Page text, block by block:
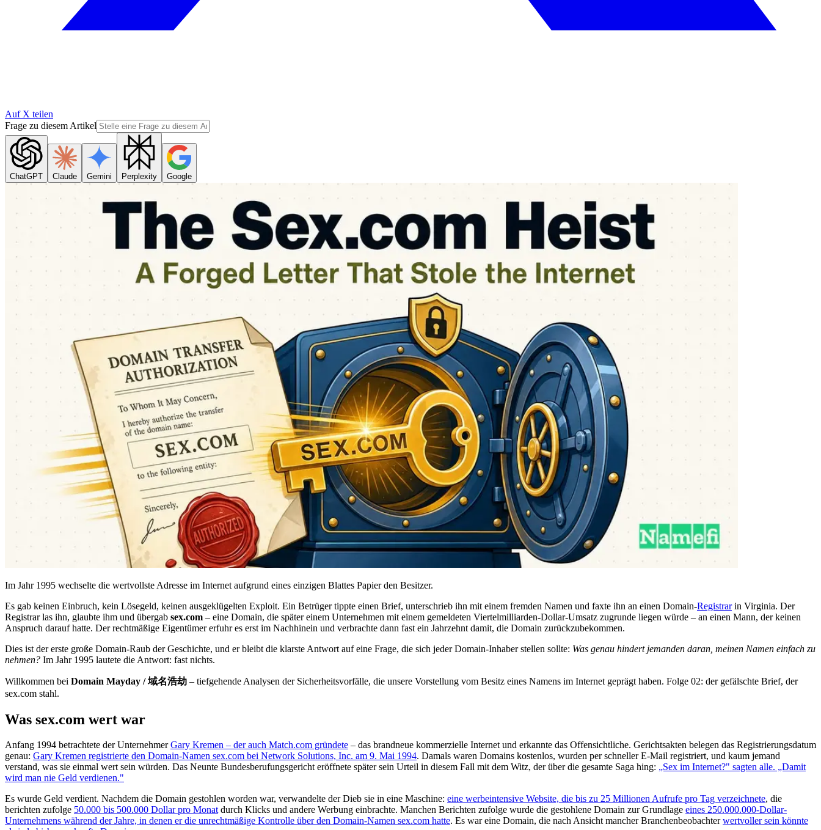
Auf X teilen
Frage zu diesem Artikel
ChatGPT Claude Gemini Perplexity Google
Im Jahr 1995 wechselte die wertvollste Adresse im Internet aufgrund eines einzigen Blattes Papier den Besitzer.
Es gab keinen Einbruch, kein Lösegeld, keinen ausgeklügelten Exploit. Ein Betrüger tippte einen Brief, unterschrieb ihn mit einem fremden Namen und faxte ihn an einen Domain-Registrarin Virginia. Der
Registrar las ihn, glaubte ihm und übergab sex.com – eine Domain, die später einem Unternehmen mit einem gemeldeten Viertelmilliarden-Dollar-Umsatz zugrunde liegen würde – an einen Mann, der keinen
Anspruch darauf hatte. Der rechtmäßige Eigentümer erfuhr es erst im Nachhinein und verbrachte dann fast ein Jahrzehnt damit, die Domain zurückzubekommen.
Dies ist der erste große Domain-Raub der Geschichte, und er bleibt die klarste Antwort auf eine Frage, die sich jeder Domain-Inhaber stellen sollte: Was genau hindert jemanden daran, meinen Namen einfach zu
nehmen? Im Jahr 1995 lautete die Antwort: fast nichts.
Willkommen bei Domain Mayday / 域名浩劫 – tiefgehende Analysen der Sicherheitsvorfälle, die unsere Vorstellung vom Besitz eines Namens im Internet geprägt haben. Folge 02: der gefälschte Brief, der
sex.com stahl.
Was sex.com wert war
Anfang 1994 betrachtete der UnternehmerGary Kremen – der auch Match.com gründete – das brandneue kommerzielle Internet und erkannte das Offensichtliche. Gerichtsakten belegen das Registrierungsdatum
genau: Gary Kremen registrierte den Domain-Namen sex.com bei Network Solutions, Inc. am 9. Mai 1994. Damals waren Domains kostenlos, wurden per schneller E-Mail registriert, und kaum jemand
verstand, was sie einmal wert sein würden. Das Neunte Bundesberufungsgericht eröffnete später sein Urteil in diesem Fall mit dem Witz, der über die gesamte Saga hing: „Sex im Internet?" sagten alle. „Damit
wird man nie Geld verdienen."
Es wurde Geld verdient. Nachdem die Domain gestohlen worden war, verwandelte der Dieb sie in eine Maschine: eine werbeintensive Website, die bis zu 25 Millionen Aufrufe pro Tag verzeichnete, die
berichten zufolge 50.000 bis 500.000 Dollar pro Monatdurch Klicks und andere Werbung einbrachte. Manchen Berichten zufolge wurde die gestohlene Domain zur Grundlage eines 250.000.000-Dollar-
Unternehmens während der Jahre, in denen er die unrechtmäßige Kontrolle über den Domain-Namen sex.com hatte. Es war eine Domain, die nach Ansicht mancher Branchenbeobachterwertvoller sein könnte